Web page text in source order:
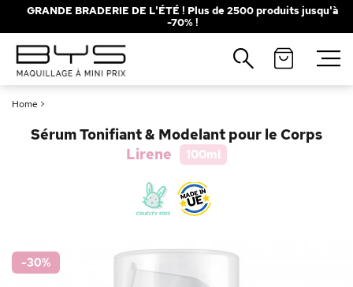
GRANDE BRADERIE DE L'ÉTÉ ! Plus de 2500 produits jusqu'à
-70% !
Home >
Sérum Tonifiant & Modelant pour le Corps
Lirene
100ml
-30%
Fermer
Recherches populaires